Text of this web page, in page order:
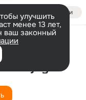
Войти
улучшить
менее 13 лет,
ваш законный
Deejays